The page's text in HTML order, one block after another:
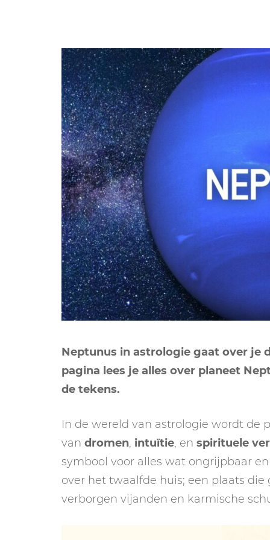
HEMELLICHAMEN
ASTROLOGIE KALENDER
VOLLE
Neptunus in astrologie gaat over je
pagina lees je alles over planeet
de tekens.
In de wereld van astrologie wordt de
van dromen, intuïtie, en spirituele
symbool voor alles wat ongrijpbaar
over het twaalfde huis; een plaats
verborgen vijanden en karmische